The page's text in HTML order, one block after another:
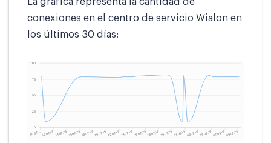
conexiones en el centro de servicio Wialon en
los últimos 30 días: